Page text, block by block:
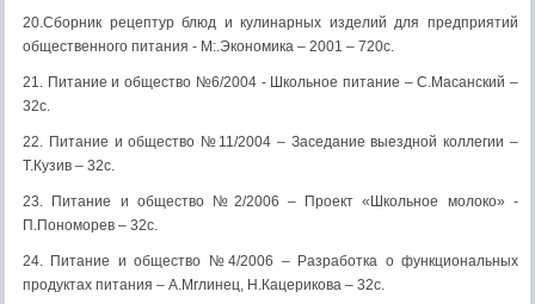
20.Сборник рецептур блюд и кулинарных изделий для предприятий
общественного питания - М:.Экономика – 2001 – 720с.
21. Питание и общество №6/2004 - Школьное питание – С.Масанский –
32с.
22. Питание и общество №11/2004 – Заседание выездной коллегии –
Т.Кузив – 32с.
23. Питание и общество №2/2006 – Проект «Школьное молоко» -
П.Пономорев – 32с.
24. Питание и общество №4/2006 – Разработка о функциональных
продуктах питания – А.Мглинец, Н.Кацерикова – 32с.